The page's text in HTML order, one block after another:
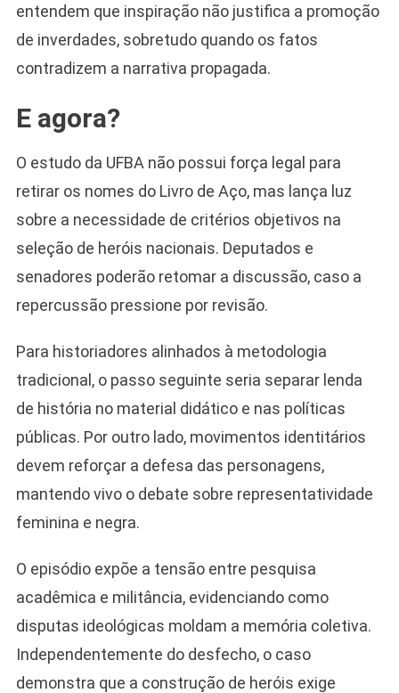
entendem que inspiração não justifica a promoção
de inverdades, sobretudo quando os fatos
contradizem a narrativa propagada.
E agora?
O estudo da UFBA não possui força legal para
retirar os nomes do Livro de Aço, mas lança luz
sobre a necessidade de critérios objetivos na
seleção de heróis nacionais. Deputados e
senadores poderão retomar a discussão, caso a
repercussão pressione por revisão.
Para historiadores alinhados à metodologia
tradicional, o passo seguinte seria separar lenda
de história no material didático e nas políticas
públicas. Por outro lado, movimentos identitários
devem reforçar a defesa das personagens,
mantendo vivo o debate sobre representatividade
feminina e negra.
O episódio expõe a tensão entre pesquisa
acadêmica e militância, evidenciando como
disputas ideológicas moldam a memória coletiva.
Independentemente do desfecho, o caso
demonstra que a construção de heróis exige